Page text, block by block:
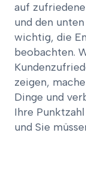
auf
und den
wichtig, die
beobachten.
zeigen,
Dinge und
Ihre
und Sie